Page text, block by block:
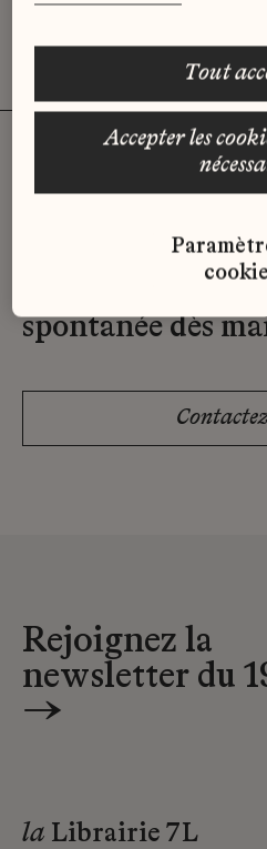
moment.
qui correspond à
Envoyez-nous
spontanée dès
Rejoignez la
newsletter du
→
la Librairie 7L
accepter les cookies strictement
tout